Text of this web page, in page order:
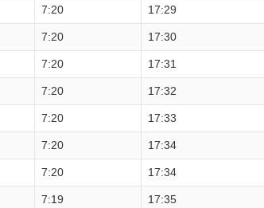
7:20 17:29
7:20 17:30
7:20 17:31
7:20 17:32
7:20 17:33
7:20 17:34
7:20 17:34
7:19 17:35